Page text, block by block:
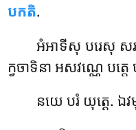
បកតិ.
អំអាទីសុ បរេសុ ស
ក្វចាទិនា អសវណ្ណេ បត្
នយេបរំ យុត្តេ. ឯ